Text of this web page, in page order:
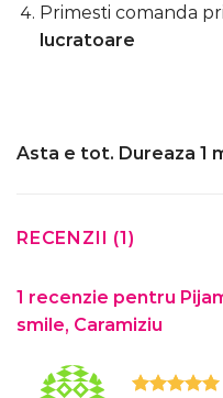
Primesti comanda
lucratoare
Asta e tot. Dureaza 1
RECENZII (1)
1 recenzie pentru
smile, Caramiziu